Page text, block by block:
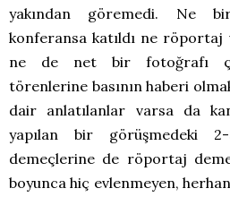
yakından göremedi. Ne
konferansa katıldı ne röportaj
ne de net bir fotoğrafı
törenlerine basının haberi
dair anlatılanlar varsa da
yapılan bir görüşmedeki
demeçlerine de röportaj
boyunca hiç evlenmeyen,